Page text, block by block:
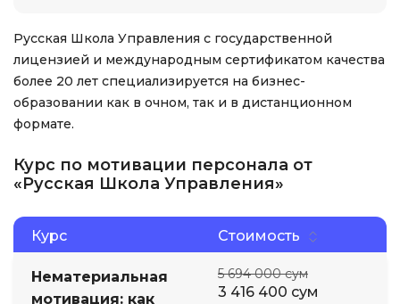
Русская Школа Управления с государственной
лицензией и международным сертификатом качества
более 20 лет специализируется на бизнес-
образовании как в очном, так и в дистанционном
формате.
Курс по мотивации персонала от
«Русская Школа Управления»
Курс Стоимость
Нематериальная
мотивация: как
5 694 000 сум
3 416 400 сум